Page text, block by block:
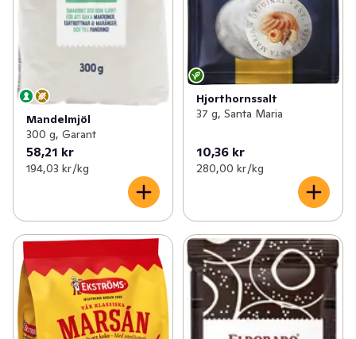
Mandelmjöl
300 g, Garant
58,21 kr
194,03 kr /kg
Hjorthornssalt
37 g, Santa Maria
10,36 kr
280,00 kr /kg